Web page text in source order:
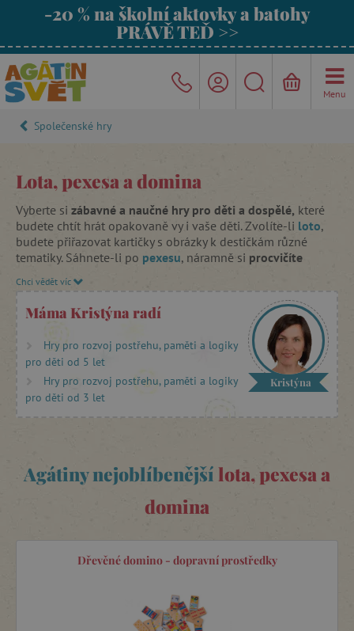
-20 % na školní aktovky a batohy
PRÁVĚ TEĎ >>
Menu
Společenské hry
Lota, pexesa a domina
Vyberte si zábavné a naučné hry pro děti a dospělé, které
budete chtít hrát opakovaně vy i vaše děti. Zvolíte-li loto,
budete přiřazovat kartičky s obrázky k destičkám různé
tematiky. Sáhnete-li po pexesu, náramně si procvičíte
ovládají levou zadní a mohou vás tak snadno porazit. Jejich
paměť je totiž ve skvělé kondici a postřeh bývá jejich přední
dovedností. A kdo by neznal
oblíbenou tradiční hru
? V Agátině světě najdete verze jak pro menší děti,
tak i pro ty větší.
Chci vědět víc
Máma Kristýna radí
Hry pro rozvoj postřehu, paměti a logiky
pro děti od 5 let
Hry pro rozvoj postřehu, paměti a logiky
pro děti od 3 let
Kristýna
Agátiny nejoblíbenějšílota, pexesa a
domina
Dřevěné domino - dopravní prostředky